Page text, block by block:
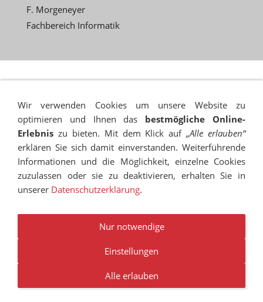
F. Morgeneyer
Fachbereich Informatik
COOKIES
TRANSPARENZ
BESCHWERDEMANAGEMENT
NEWSLETTER STELLENANGEBOTE
© RUDOLF-HILDEBRAND-SCHULE MARKKLEEBERG 2001 -
2026
Wir verwenden Cookies um unsere Website zu
optimieren und Ihnen das bestmögliche Online-
Erlebnis zu bieten. Mit dem Klick auf„Alle erlauben“
erklären Sie sich damit einverstanden. Weiterführende
Informationen und die Möglichkeit, einzelne Cookies
zuzulassen oder sie zu deaktivieren, erhalten Sie in
unserer Datenschutzerklärung.
Nur notwendige
Einstellungen
Alle erlauben